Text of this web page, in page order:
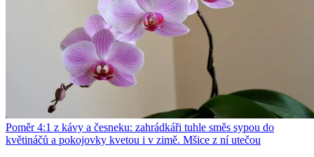
Poměr 4:1 z kávy a česneku: zahrádkáři tuhle směs sypou do
květináčů a pokojovky kvetou i v zimě. Mšice z ní utečou